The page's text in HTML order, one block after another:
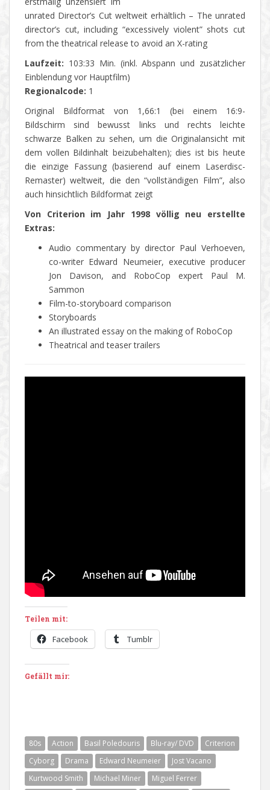
unrated Director’s Cut weltweit erhältlich – The unrated
director’s cut, including “excessively violent” shots cut
from the theatrical release to avoid an X-rating
Laufzeit: 103:33 Min. (inkl. Abspann und zusätzlicher
Einblendung vor Hauptfilm)
Regionalcode: 1
Original Bildformat von 1,66:1 (bei einem 16:9-
Bildschirm sind bewusst links und rechts leichte
schwarze Balken zu sehen, um die Originalansicht mit
dem vollen Bildinhalt beizubehalten); dies ist bis heute
die einzige Fassung (basierend auf einem Laserdisc-
Remaster) weltweit, die den “vollständigen Film”, also
auch hinsichtlich Bildformat zeigt
Von Criterion im Jahr 1998 völlig neu erstellte
Extras:
Audio commentary by director Paul Verhoeven,
co-writer Edward Neumeier, executive producer
Jon Davison, and RoboCop expert Paul M.
Sammon
Film-to-storyboard comparison
Storyboards
An illustrated essay on the making of RoboCop
Theatrical and teaser trailers
Teilen mit:
Facebook Tumblr
Gefällt mir:
80s Action Basil Poledouris Blu-ray/ DVD
Criterion
Cyborg
Drama Edward Neumeier
Jost Vacano
Kurtwood Smith
Michael Miner
Miguel Ferrer